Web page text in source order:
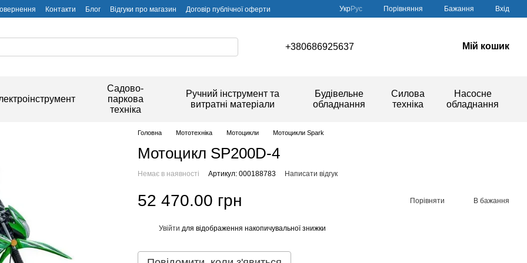
Контакти Блог Відгуки про магазин
Договір публічної оферти
УкрРус Порівняння Бажання Вхід
+380686925637 Мій кошик
Садово-
паркова
техніка
Ручний інструмент та
витратні матеріали
Будівельне
обладнання
Силова
техніка
Насосне
обладнання
Головна Мототехніка Мотоцикли Мотоцикли Spark
Мотоцикл SP200D-4
Немає в наявності Артикул: 000188783 Написати відгук
52 470.00 грн Порівняти В бажання
Увійти для відображення накопичувальної знижки